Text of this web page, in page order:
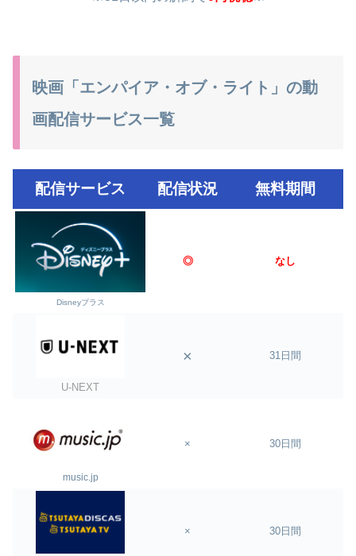
映画「エンパイア・オブ・ライト」の動
画配信サービス一覧
配信サービス 配信状況 無料期間
Disneyプラス
◎ なし
U-NEXT
× 31日間
music.jp
× 30日間
× 30日間